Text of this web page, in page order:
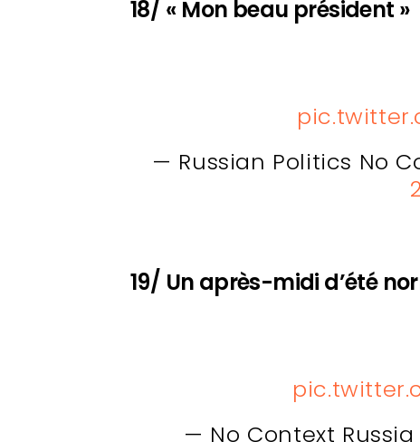
18/ « Mon beau président »
— Russian Politics No
19/ Un après-midi d’été
— No Context Russia